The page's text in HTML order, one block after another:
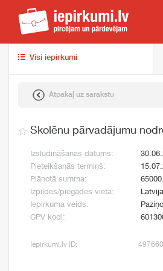
Visi iepirkumi
Atpakaļ uz sarakstu
Skolēnu pārvadājumu
Izsludināšanas datums:
Pieteikšanās termiņš:
Plānotā summa:
Izpildes/piegādes vieta:
Iepirkuma veids:
CPV kodi:
Iepirkumi.lv ID: